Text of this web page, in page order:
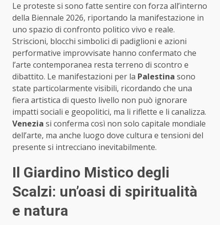
Le proteste si sono fatte sentire con forza all’interno
della Biennale 2026, riportando la manifestazione in
uno spazio di confronto politico vivo e reale.
Striscioni, blocchi simbolici di padiglioni e azioni
performative improvvisate hanno confermato che
l’arte contemporanea resta terreno di scontro e
dibattito. Le manifestazioni per la Palestina sono
state particolarmente visibili, ricordando che una
fiera artistica di questo livello non può ignorare
impatti sociali e geopolitici, ma li riflette e li canalizza.
Venezia si conferma così non solo capitale mondiale
dell’arte, ma anche luogo dove cultura e tensioni del
presente si intrecciano inevitabilmente.
Il Giardino Mistico degli
Scalzi: un’oasi di spiritualità
e natura